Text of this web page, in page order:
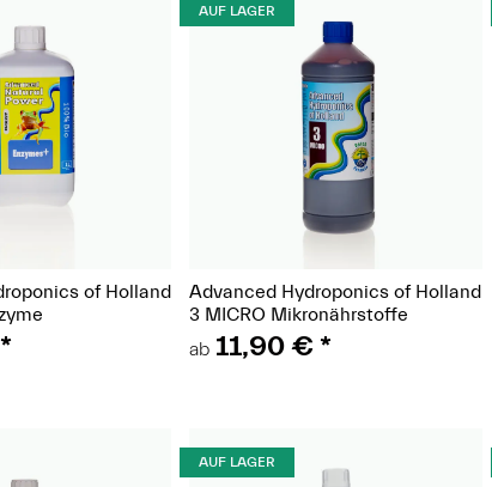
of Holland
*
AUF LAGER
Advanced Hydroponics of Holland
3 MICRO Mikronährstoffe
ab 11,90 €*
AUF LAGER